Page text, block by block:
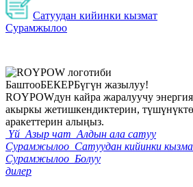
Сатуудан кийинки кызмат
Сурамжылоо
БаштооБЕКЕРБүгүн жазылуу!
ROYPOWдун кайра жаралуучу
акыркы жетишкендиктерин,
аракеттерин алыңыз.
Үй Азыр чат Алдын ала сатуу
Сурамжылоо Сатуудан кийинки
Сурамжылоо Болуу
дилер